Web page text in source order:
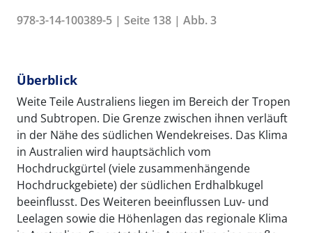
978-3-14-100389-5 | Seite 138 | Abb. 3
Überblick
Weite Teile Australiens liegen im Bereich der Tropen
und Subtropen. Die Grenze zwischen ihnen verläuft
in der Nähe des südlichen Wendekreises. Das Klima
in Australien wird hauptsächlich vom
Hochdruckgürtel (viele zusammenhängende
Hochdruckgebiete) der südlichen Erdhalbkugel
beeinflusst. Des Weiteren beeinflussen Luv- und
Leelagen sowie die Höhenlagen das regionale Klima